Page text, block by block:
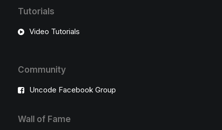
Tutorials
Video Tutorials
Community
Uncode Facebook Group
Wall of Fame